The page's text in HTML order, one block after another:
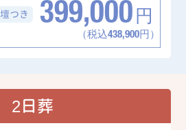
つき 399,000 円
（税込438,900円）
2日葬